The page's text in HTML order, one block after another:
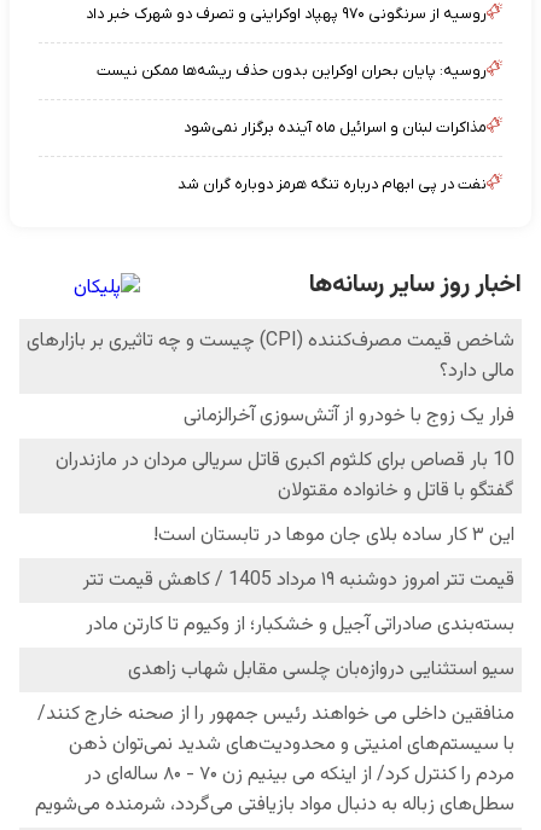
روسیه از سرنگونی ۹۷۰ پهپاد اوکراینی و تصرف دو شهرک خبر داد
روسیه: پایان بحران اوکراین بدون حذف ریشه‌ها ممکن نیست
مذاکرات لبنان و اسرائیل ماه آینده برگزار نمی‌شود
نفت در پی ابهام درباره تنگه هرمز دوباره گران شد